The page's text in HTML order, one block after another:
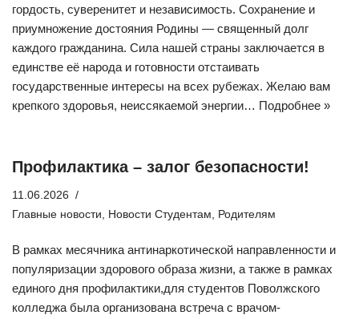
гордость, суверенитет и независимость. Сохранение и
приумножение достояния Родины — священный долг
каждого гражданина. Сила нашей страны заключается в
единстве её народа и готовности отстаивать
государственные интересы на всех рубежах. Желаю вам
крепкого здоровья, неиссякаемой энергии… Подробнее »
Профилактика – залог безопасности!
11.06.2026
Главные новости, Новости Студентам, Родителям
В рамках месячника антинаркотической направленности и
популяризации здорового образа жизни, а также в рамках
единого дня профилактики,для студентов Поволжского
колледжа была организована встреча с врачом-